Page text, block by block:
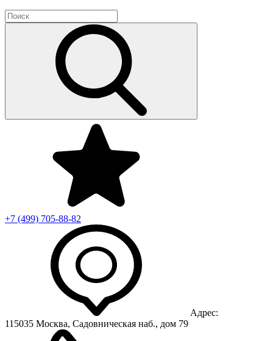
+7 (499) 705-88-82
Адрес:
115035 Москва, Садовническая наб., дом 79